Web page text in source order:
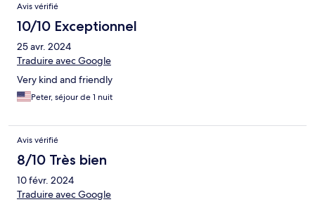
Avis vérifié
10/10 Exceptionnel
25 avr. 2024
Traduire avec Google
Very kind and friendly
Peter, séjour de 1 nuit
Avis vérifié
8/10 Très bien
10 févr. 2024
Traduire avec Google